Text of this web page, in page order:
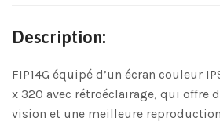
Description:
FIP14G équipé d’un écran couleur
x 320 avec rétroéclairage, qui offre
vision et une meilleure